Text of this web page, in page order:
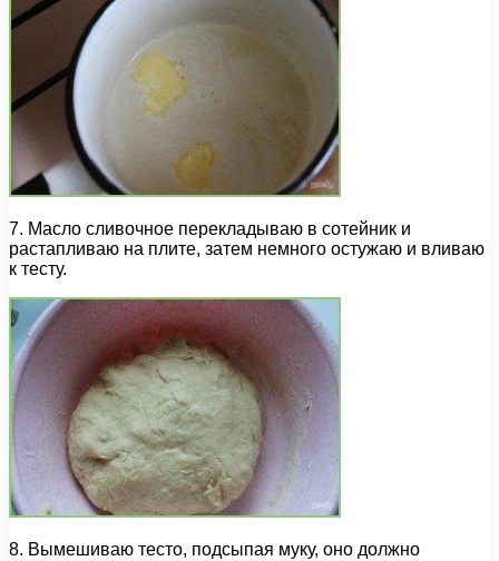
7. Масло сливочное перекладываю в сотейник и
растапливаю на плите, затем немного остужаю и вливаю
к тесту.
8. Вымешиваю тесто, подсыпая муку, оно должно